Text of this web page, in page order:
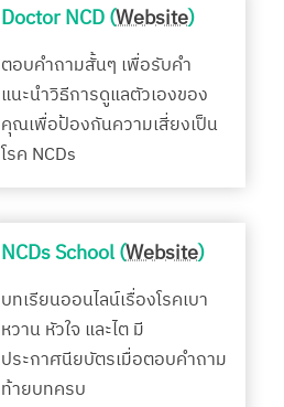
Doctor NCD (Website)
ตอบคำถามสั้นๆ เพื่อรับคำ
แนะนำวิธีการดูแลตัวเองของ
คุณเพื่อป้องกันความเสี่ยงเป็น
โรค NCDs
NCDs School (Website)
บทเรียนออนไลน์เรื่องโรคเบา
หวาน หัวใจ และไต มี
ประกาศนียบัตรเมื่อตอบคำถาม
ท้ายบทครบ